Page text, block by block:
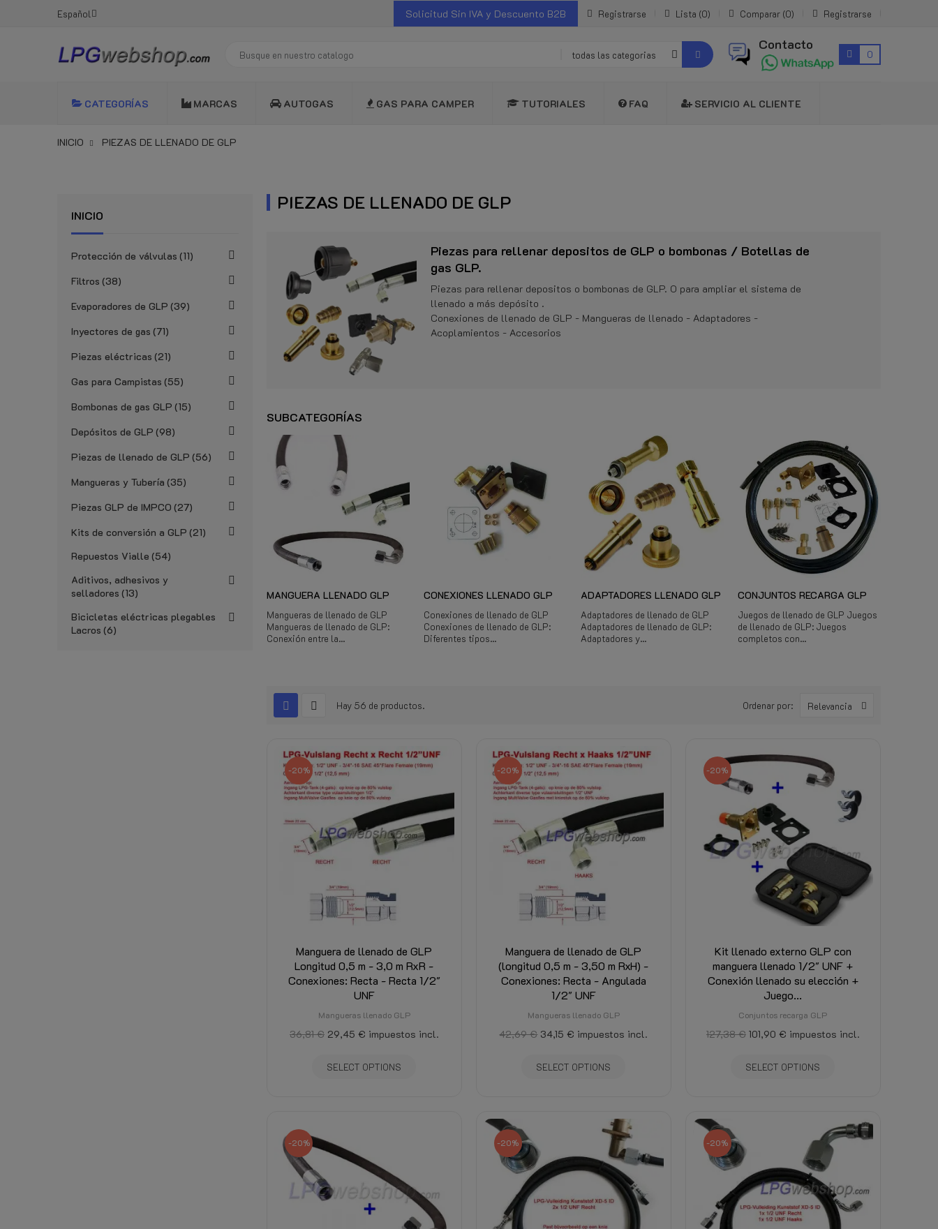
Español Solicitud Sin IVA y Descuento B2B Registrarse Lista 0 Comparar 0 Registrarse
todas las categorias
Contacto
0
CATEGORÍAS MARCAS AUTOGAS GAS PARA CAMPER TUTORIALES FAQ SERVICIO AL CLIENTE
INICIO PIEZAS DE LLENADO DE GLP
INICIO
Protección de válvulas 11
Filtros 38
Evaporadores de GLP 39
Inyectores de gas 71
Piezas eléctricas 21
Gas para Campistas 55
Bombonas de gas GLP 15
Depósitos de GLP 98
Piezas de llenado de GLP 56
Mangueras y Tubería 35
Piezas GLP de IMPCO 27
Kits de conversión a GLP 21
Repuestos Vialle 54
Aditivos, adhesivos y
selladores 13
Bicicletas eléctricas plegables
Lacros 6
PIEZAS DE LLENADO DE GLP
Piezas para rellenar depositos de GLP o bombonas / Botellas de
gas GLP.
Piezas para rellenar depositos o bombonas de GLP. O para ampliar el sistema de
llenado a más depósito .
Conexiones de llenado de GLP - Mangueras de llenado - Adaptadores -
Acoplamientos - Accesorios
SUBCATEGORÍAS
MANGUERA LLENADO GLP
Mangueras de llenado de GLP
Mangueras de llenado de GLP:
Conexión entre la...
CONEXIONES LLENADO GLP
Conexiones de llenado de GLP
Conexiones de llenado de GLP:
Diferentes tipos...
ADAPTADORES LLENADO GLP
Adaptadores de llenado de GLP
Adaptadores de llenado de GLP:
Adaptadores y...
CONJUNTOS RECARGA GLP
Juegos de llenado de GLP Juegos
de llenado de GLP: Juegos
completos con...
Hay 56 de productos. Ordenar por: Relevancia
-20%
Manguera de llenado de GLP
Longitud 0,5 m - 3,0 m RxR -
Conexiones: Recta - Recta 1/2"
UNF
Mangueras llenado GLP
36,81 € 29,45 € impuestos incl.
SELECT OPTIONS
-20%
Manguera de llenado de GLP
(longitud 0,5 m - 3,50 m RxH) -
Conexiones: Recta - Angulada
1/2" UNF
Mangueras llenado GLP
42,69 € 34,15 € impuestos incl.
SELECT OPTIONS
-20%
Kit llenado externo GLP con
manguera llenado 1/2" UNF +
Conexión llenado su elección +
Juego...
Conjuntos recarga GLP
127,38 € 101,90 € impuestos incl.
SELECT OPTIONS
-20% -20% -20%